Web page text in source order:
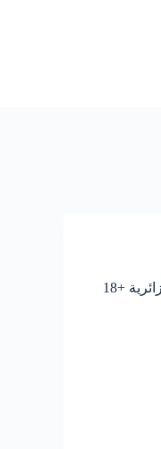
“للبالغين” فيلم الوحش التونسي مع جزائرية +18